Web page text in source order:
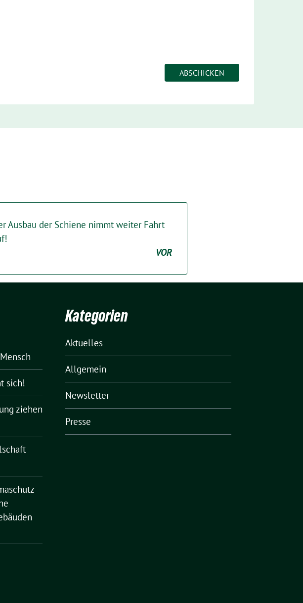
Ausbau der Schiene nimmt weiter Fahrt
VOR
sich!
ziehen
Kategorien
Aktuelles
Allgemein
Newsletter
Presse